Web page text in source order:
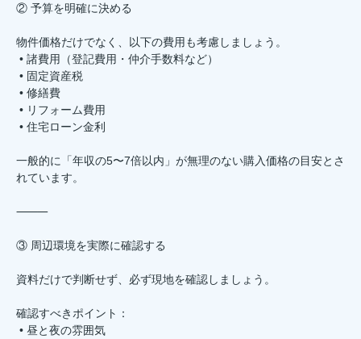
② 予算を明確に決める
物件価格だけでなく、以下の費用も考慮しましょう。
• 諸費用（登記費用・仲介手数料など）
• 固定資産税
• 修繕費
• リフォーム費用
• 住宅ローン金利
一般的に「年収の5〜7倍以内」が無理のない購入価格の目安とさ
れています。
⸻
③ 周辺環境を実際に確認する
資料だけで判断せず、必ず現地を確認しましょう。
確認すべきポイント：
• 昼と夜の雰囲気